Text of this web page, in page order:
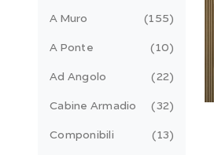
A Muro 155
A Ponte 10
Ad Angolo 22
Cabine Armadio 32
Componibili 13